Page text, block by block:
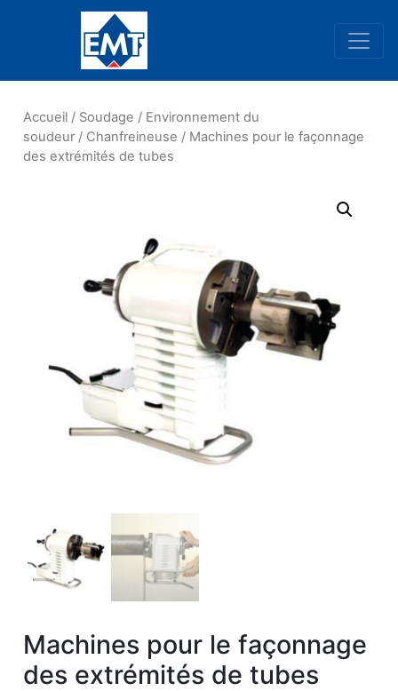
Navigation principale
Accueil / Soudage / Environnement du
soudeur / Chanfreineuse / Machines pour le façonnage
des extrémités de tubes
Machines pour le façonnage
des extrémités de tubes